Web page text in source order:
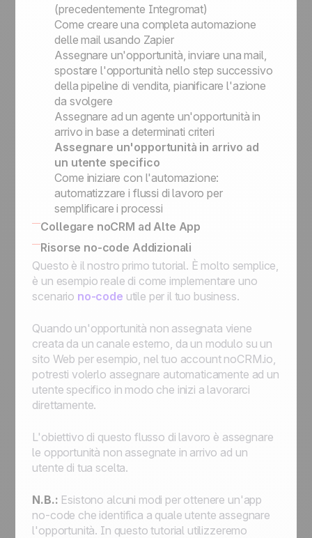
(precedentemente Integromat)
Come creare una completa automazione
delle mail usando Zapier
Assegnare un'opportunità, inviare una mail,
spostare l'opportunità nello step successivo
della pipeline di vendita, pianificare l'azione
da svolgere
Assegnare ad un agente un'opportunità in
arrivo in base a determinati criteri
Assegnare un'opportunità in arrivo ad
un utente specifico
Come iniziare con l'automazione:
automatizzare i flussi di lavoro per
semplificare i processi
Collegare noCRM ad Alte App
Come collegare noCRM al tuo Sistema
Informativo
Collegare noCRM ad altre app
Risorse no-code Addizionali
Questo è il nostro primo tutorial. È molto semplice,
è un esempio reale di come implementare uno
scenario no-code utile per il tuo business.
Quando un'opportunità non assegnata viene
creata da un canale esterno, da un modulo su un
sito Web per esempio, nel tuo account noCRM.io,
potresti volerlo assegnare automaticamente ad un
utente specifico in modo che inizi a lavorarci
direttamente.
L'obiettivo di questo flusso di lavoro è assegnare
le opportunità non assegnate in arrivo ad un
utente di tua scelta.
N.B.: Esistono alcuni modi per ottenere un'app
no-code che identifica a quale utente assegnare
l'opportunità. In questo tutorial utilizzeremo